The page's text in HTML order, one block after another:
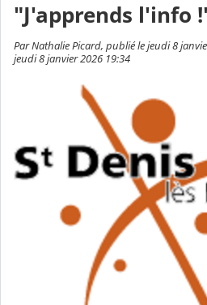
"J'apprends l'info
Par Nathalie Picard, publié le jeudi 8
jeudi 8 janvier 2026 19:34